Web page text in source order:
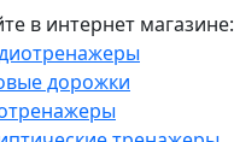
в интернет магазине:
дорожки